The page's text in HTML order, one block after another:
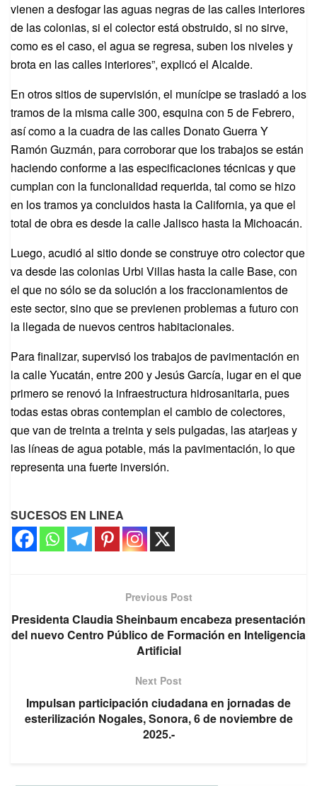
vienen a desfogar las aguas negras de las calles interiores
de las colonias, si el colector está obstruido, si no sirve,
como es el caso, el agua se regresa, suben los niveles y
brota en las calles interiores”, explicó el Alcalde.
En otros sitios de supervisión, el munícipe se trasladó a los
tramos de la misma calle 300, esquina con 5 de Febrero,
así como a la cuadra de las calles Donato Guerra Y
Ramón Guzmán, para corroborar que los trabajos se están
haciendo conforme a las especificaciones técnicas y que
cumplan con la funcionalidad requerida, tal como se hizo
en los tramos ya concluidos hasta la California, ya que el
total de obra es desde la calle Jalisco hasta la Michoacán.
Luego, acudió al sitio donde se construye otro colector que
va desde las colonias Urbi Villas hasta la calle Base, con
el que no sólo se da solución a los fraccionamientos de
este sector, sino que se previenen problemas a futuro con
la llegada de nuevos centros habitacionales.
Para finalizar, supervisó los trabajos de pavimentación en
la calle Yucatán, entre 200 y Jesús García, lugar en el que
primero se renovó la infraestructura hidrosanitaria, pues
todas estas obras contemplan el cambio de colectores,
que van de treinta a treinta y seis pulgadas, las atarjeas y
las líneas de agua potable, más la pavimentación, lo que
representa una fuerte inversión.
SUCESOS EN LINEA
Previous Post
Presidenta Claudia Sheinbaum encabeza presentación
del nuevo Centro Público de Formación en Inteligencia
Artificial
Next Post
Impulsan participación ciudadana en jornadas de
esterilización Nogales, Sonora, 6 de noviembre de
2025.-